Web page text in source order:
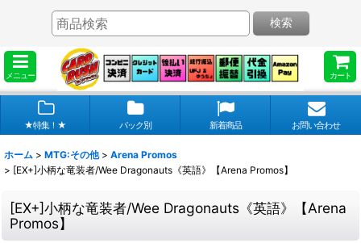
メニュー カート
検索
★特集！★ パック別 新着商品 お問い合わせ
ホーム > MTG:その他 > Arena Promos
> [EX+]小柄な竜装者/Wee Dragonauts《英語》【Arena Promos】
[EX+]小柄な竜装者/Wee Dragonauts《英語》【Arena
Promos】